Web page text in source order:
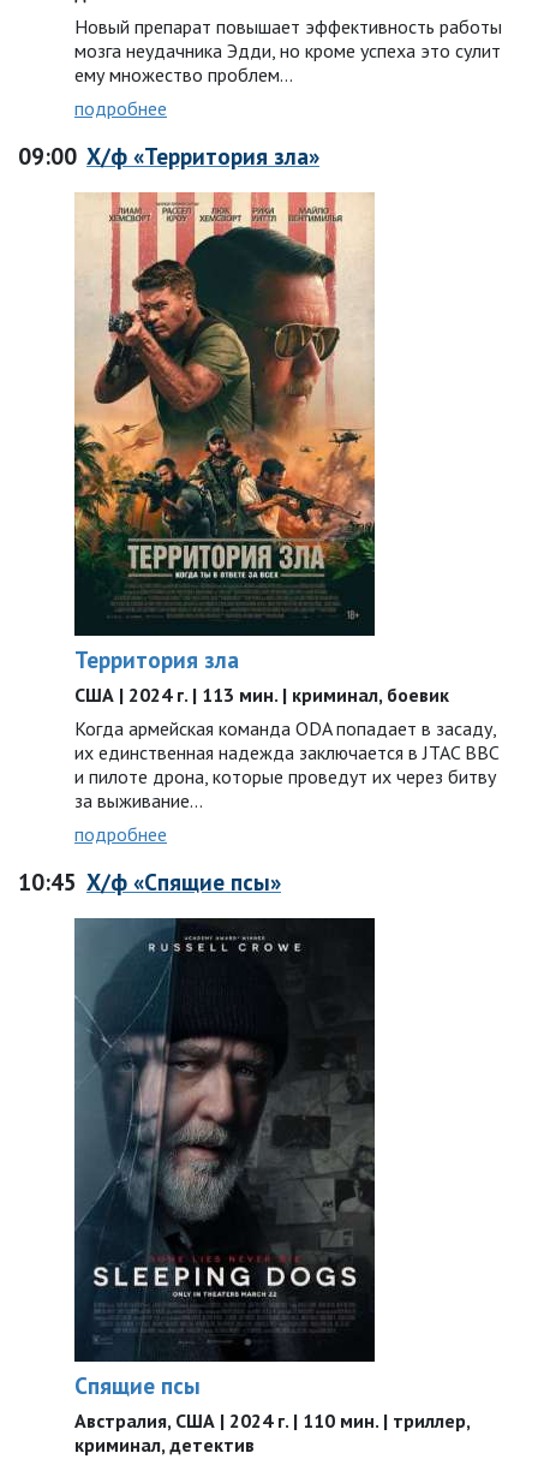
Новый препарат повышает эффективность работы
мозга неудачника Эдди, но кроме успеха это сулит
ему множество проблем…
подробнее
09:00 Х/ф «Территория зла»
Территория зла
США | 2024 г. | 113 мин. | криминал, боевик
Когда армейская команда ODA попадает в засаду,
их единственная надежда заключается в JTAC ВВС
и пилоте дрона, которые проведут их через битву
за выживание…
подробнее
10:45 Х/ф «Спящие псы»
Спящие псы
Австралия, США | 2024 г. | 110 мин. | триллер,
криминал, детектив